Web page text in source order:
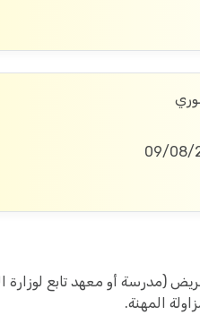
(مدرسة أو معهد تابع لوزارة
المهنة.